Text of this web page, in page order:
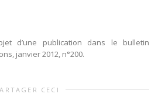
d’une publication dans le bulletin
janvier 2012, n°200.
CECI